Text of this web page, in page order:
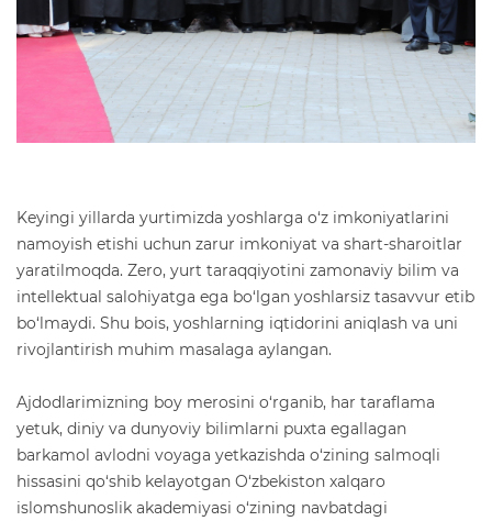
Keyingi yillarda yurtimizda yoshlarga o‘z imkoniyatlarini
namoyish etishi uchun zarur imkoniyat va shart-sharoitlar
yaratilmoqda. Zero, yurt taraqqiyotini zamonaviy bilim va
intellektual salohiyatga ega bo‘lgan yoshlarsiz tasavvur etib
bo‘lmaydi. Shu bois, yoshlarning iqtidorini aniqlash va uni
rivojlantirish muhim masalaga aylangan.
Ajdodlarimizning boy merosini o‘rganib, har taraflama
yetuk, diniy va dunyoviy bilimlarni puxta egallagan
barkamol avlodni voyaga yetkazishda o‘zining salmoqli
hissasini qo‘shib kelayotgan O‘zbekiston xalqaro
islomshunoslik akademiyasi o‘zining navbatdagi